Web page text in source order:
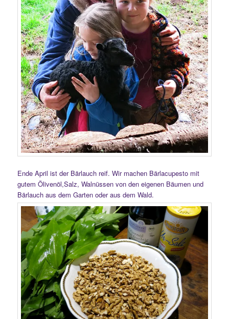
Ende April ist der Bärlauch reif. Wir machen Bärlacupesto mit
gutem Ölivenöl,Salz, Walnüssen von den eigenen Bäumen und
Bärlauch aus dem Garten oder aus dem Wald.